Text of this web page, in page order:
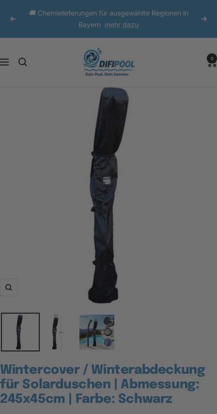
zum
Zurück
🚚 Chemielieferungen für ausgewählte Regionen in
Bayern mehr dazu
Navigation
0
Zoom
Wintercover / Winterabdeckung
für Solarduschen | Abmessung:
245x45cm | Farbe: Schwarz